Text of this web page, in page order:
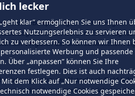
lecker
klar” ermöglichen Sie uns Ihnen
Nutzungserlebnis zu servieren
zu verbessern. So können wir Ihnen
Werbung und passende
Über „anpassen” können Sie Ihre
festlegen. Dies ist auch
dem Klick auf „Nur notwendige
notwendige Cookies
zum Beispiel Tages- oder Festgeld.
abgeschwächt werden. Eine
ein Vergleich der unterschiedlichen
der Notenbank Geld
in der Vergangenheit variabel